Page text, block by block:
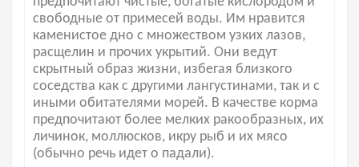
свободные от примесей воды. Им нравится
каменистое дно с множеством узких лазов,
расщелин и прочих укрытий. Они ведут
скрытный образ жизни, избегая близкого
соседства как с другими лангустинами, так и с
иными обитателями морей. В качестве корма
предпочитают более мелких ракообразных, их
личинок, моллюсков, икру рыб и их мясо
(обычно речь идет о падали).